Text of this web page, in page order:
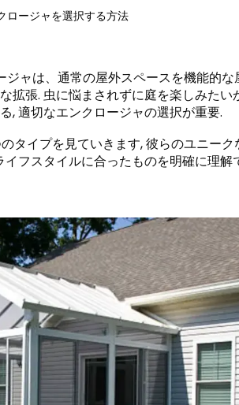
ロージャを選択する方法
ャは、通常の屋外スペースを機能的
拡張. 虫に悩まされずに庭を楽しみた
, 適切なエンクロージャの選択が重要.
タイプを見ていきます, 彼らのユニー
フスタイルに合ったものを明確に理解